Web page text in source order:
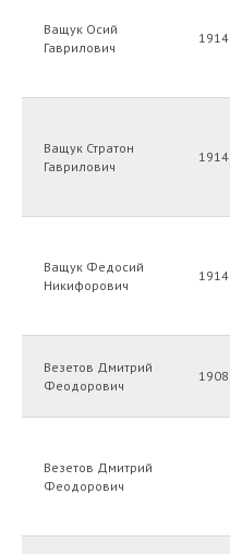
Ващук Осий
Гаврилович
1914
Ващук Стратон
Гаврилович
1914
Ващук Федосий
Никифорович
1914
Везетов Дмитрий
Феодорович
1908
Везетов Дмитрий
Феодорович